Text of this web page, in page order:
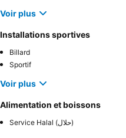
Voir plus
Installations sportives
Billard
Sportif
Voir plus
Alimentation et boissons
Service Halal (حلال)